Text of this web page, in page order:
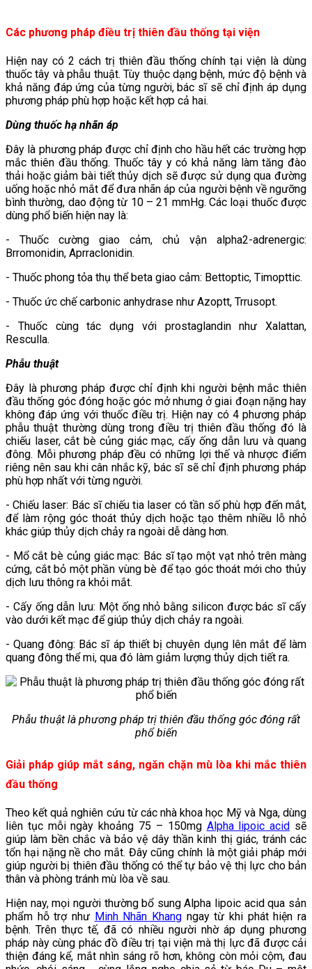
Các phương pháp điều trị thiên đầu thống tại viện
Hiện nay có 2 cách trị thiên đầu thống chính tại viện là dùng
thuốc tây và phẫu thuật. Tùy thuộc dạng bệnh, mức độ bệnh và
khả năng đáp ứng của từng người, bác sĩ sẽ chỉ định áp dụng
phương pháp phù hợp hoặc kết hợp cả hai.
Dùng thuốc hạ nhãn áp
Đây là phương pháp được chỉ định cho hầu hết các trường hợp
mắc thiên đầu thống. Thuốc tây y có khả năng làm tăng đào
thải hoặc giảm bài tiết thủy dịch sẽ được sử dụng qua đường
uống hoặc nhỏ mắt để đưa nhãn áp của người bệnh về ngưỡng
bình thường, dao động từ 10 – 21 mmHg. Các loại thuốc được
dùng phổ biến hiện nay là:
- Thuốc cường giao cảm, chủ vận alpha2-adrenergic:
Brromonidin, Aprraclonidin.
- Thuốc phong tỏa thụ thể beta giao cảm: Bettoptic, Timopttic.
- Thuốc ức chế carbonic anhydrase như Azoptt, Trrusopt.
- Thuốc cùng tác dụng với prostaglandin như Xalattan,
Resculla.
Phẫu thuật
Đây là phương pháp được chỉ định khi người bệnh mắc thiên
đầu thống góc đóng hoặc góc mở nhưng ở giai đoạn nặng hay
không đáp ứng với thuốc điều trị. Hiện nay có 4 phương pháp
phẫu thuật thường dùng trong điều trị thiên đầu thống đó là
chiếu laser, cắt bè củng giác mạc, cấy ống dẫn lưu và quang
đông. Mỗi phương pháp đều có những lợi thế và nhược điểm
riêng nên sau khi cân nhắc kỹ, bác sĩ sẽ chỉ định phương pháp
phù hợp nhất với từng người.
- Chiếu laser: Bác sĩ chiếu tia laser có tần số phù hợp đến mắt,
để làm rộng góc thoát thủy dịch hoặc tạo thêm nhiều lỗ nhỏ
khác giúp thủy dịch chảy ra ngoài dễ dàng hơn.
- Mổ cắt bè củng giác mạc: Bác sĩ tạo một vạt nhỏ trên màng
cứng, cắt bỏ một phần vùng bè để tạo góc thoát mới cho thủy
dịch lưu thông ra khỏi mắt.
- Cấy ống dẫn lưu: Một ống nhỏ bằng silicon được bác sĩ cấy
vào dưới kết mạc để giúp thủy dịch chảy ra ngoài.
- Quang đông: Bác sĩ áp thiết bị chuyên dụng lên mắt để làm
quang đông thể mi, qua đó làm giảm lượng thủy dịch tiết ra.
Phẫu thuật là phương pháp trị thiên đầu thống góc đóng rất
phổ biến
Giải pháp giúp mắt sáng, ngăn chặn mù lòa khi mắc thiên
đầu thống
Theo kết quả nghiên cứu từ các nhà khoa học Mỹ và Nga, dùng
liên tục mỗi ngày khoảng 75 – 150mg Alpha lipoic acid sẽ
giúp làm bền chắc và bảo vệ dây thần kinh thị giác, tránh các
tổn hại nặng nề cho mắt. Đây cũng chính là một giải pháp mới
giúp người bị thiên đầu thống có thể tự bảo vệ thị lực cho bản
thân và phòng tránh mù lòa về sau.
Hiện nay, mọi người thường bổ sung Alpha lipoic acid qua sản
phẩm hỗ trợ như Minh Nhãn Khang ngay từ khi phát hiện ra
bệnh. Trên thực tế, đã có nhiều người nhờ áp dụng phương
pháp này cùng phác đồ điều trị tại viện mà thị lực đã được cải
thiện đáng kể, mắt nhìn sáng rõ hơn, không còn mỏi cộm, đau